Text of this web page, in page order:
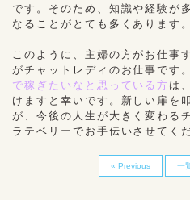
です。そのため、知識や経験が
なることがとても多くあります。
このように、主婦の方がお仕事
がチャットレディのお仕事です。
で稼ぎたいなと思っている方 は
けますと幸いです。新しい扉を
が、今後の人生が大きく変わる
ラテベリーでお手伝いさせてく
« Previous 一